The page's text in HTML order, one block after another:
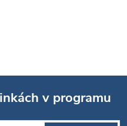
v programu